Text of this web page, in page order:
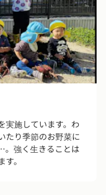
実施しています。わ
たり季節のお野菜に
。強く生きることは
。